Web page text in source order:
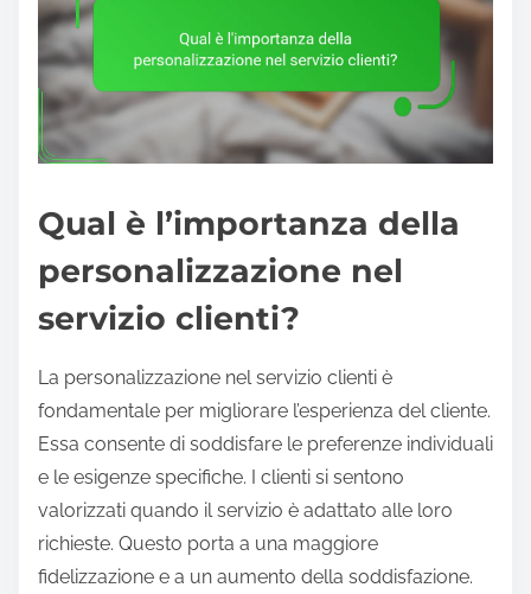
Qual è l’importanza della
personalizzazione nel
servizio clienti?
La personalizzazione nel servizio clienti è
fondamentale per migliorare l’esperienza del cliente.
Essa consente di soddisfare le preferenze individuali
e le esigenze specifiche. I clienti si sentono
valorizzati quando il servizio è adattato alle loro
richieste. Questo porta a una maggiore
fidelizzazione e a un aumento della soddisfazione.